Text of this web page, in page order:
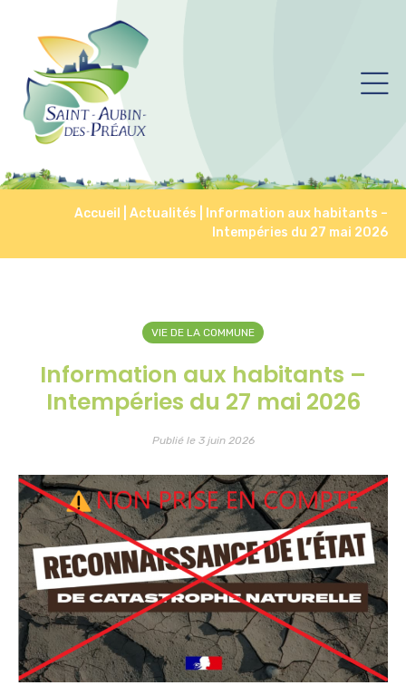
Accueil Actualités
Information aux habitants –
Intempéries du 27 mai 2026
VIE DE LA COMMUNE
Information aux habitants –
Intempéries du 27 mai 2026
Publié le 3 juin 2026